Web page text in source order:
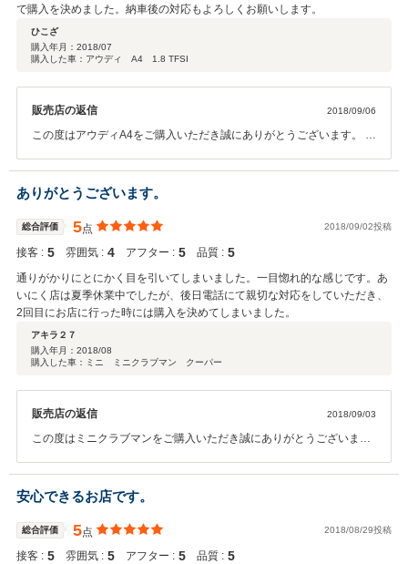
で購入を決めました。納車後の対応もよろしくお願いします。
ひこざ
購入年月： 2018/07
購入した車：アウディ A4 1.8 TFSI
販売店の返信 2018/09/06
この度はアウディA4をご購入いただき誠にありがとうございます。 お
が、幸い現地の店舗もお近くということで、向こうのスタッフ共々今
後のメンテナンスも含めて全力でサポートいたします！ これからもど
うぞよろしくお願いいたします。
ありがとうございます。
総合評価 5点 2018/09/02投稿
接客 : 5 雰囲気 : 4 アフター : 5 品質 : 5
通りがかりにとにかく目を引いてしまいました。一目惚れ的な感じです。あ
いにく店は夏季休業中でしたが、後日電話にて親切な対応をしていただき、
2回目にお店に行った時には購入を決めてしまいました。
アキラ２７
購入年月： 2018/08
購入した車：ミニ ミニクラブマン クーパー
販売店の返信 2018/09/03
この度はミニクラブマンをご購入いただき誠にありがとうございま
ん申し訳ございませんでした。 ご用命頂きました部品の件も現在お調
べいたしております。 これからのカーライフも全面的にバックアップ
させていただきますので、今後ともどうぞよろしくお願いいたしま
す！
安心できるお店です。
総合評価 5点 2018/08/29投稿
接客 : 5 雰囲気 : 5 アフター : 5 品質 : 5